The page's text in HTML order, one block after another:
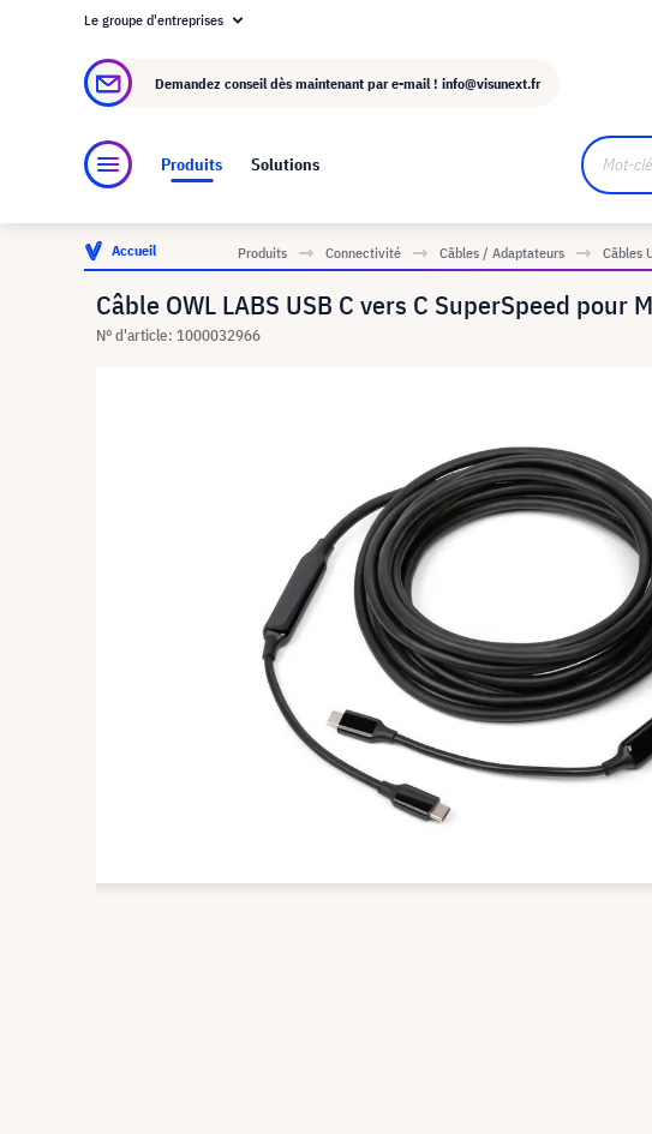
À propos de visunext.fr
Le groupe d'entreprises
Demandez conseil dès maintenant par e-mail ! info@visunext.fr
Produits Solutions
Accueil Produits Connectivité Câbles / Adaptateurs Câbles
Câble OWL LABS USB C vers C SuperSpeed pour
N° d'article: 1000032966